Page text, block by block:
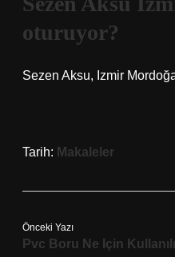
oturuyor?
Sezen Aksu, Izmir
Tarih: Makaleler
Önceki Yazı
Pvc Boru Ne Için